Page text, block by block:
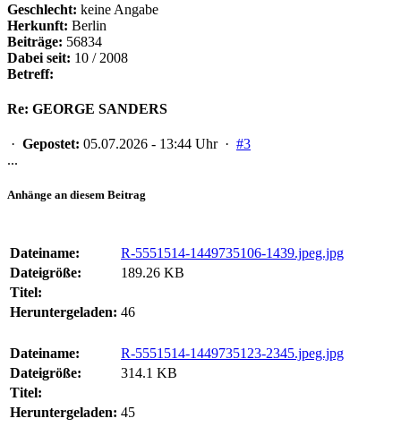
Geschlecht: keine Angabe
Herkunft: Berlin
Beiträge: 56834
Dabei seit: 10 / 2008
Betreff:
Re: GEORGE SANDERS
· Gepostet: 05.07.2026 - 13:44 Uhr · #3
...
Anhänge an diesem Beitrag
Dateiname:
R-5551514-1449735106-1439.jpeg.jpg
Dateigröße:
189.26 KB
Titel:
Heruntergeladen: 46
Dateiname:
R-5551514-1449735123-2345.jpeg.jpg
Dateigröße:
314.1 KB
Titel:
Heruntergeladen: 45